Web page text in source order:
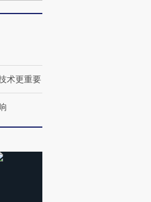
【商旅对话】华住集团
术更重要